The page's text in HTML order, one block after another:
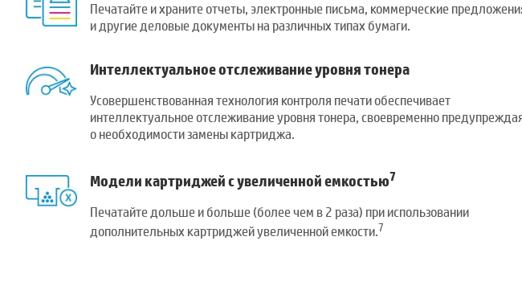
Печатайте и храните отчеты, электронные письма, коммерческие
и другие деловые документы на различных типах бумаги.
Интеллектуальное отслеживание уровня тонера
Усовершенствованная технология контроля печати обеспечивает
интеллектуальное отслеживание уровня тонера, своевременно
о необходимости замены картриджа.
Модели картриджей с увеличенной емкостью7
Печатайте дольше и больше (более чем в 2 раза) при использовании
дополнительных картриджей увеличенной емкости.7